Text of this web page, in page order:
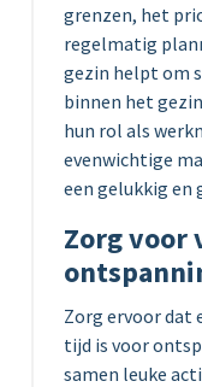
grenzen, het
regelmatig
gezin helpt om
binnen het
hun rol als
evenwichtige
een gelukkig en
Zorg voor
Zorg ervoor dat
tijd is voor
samen leuke